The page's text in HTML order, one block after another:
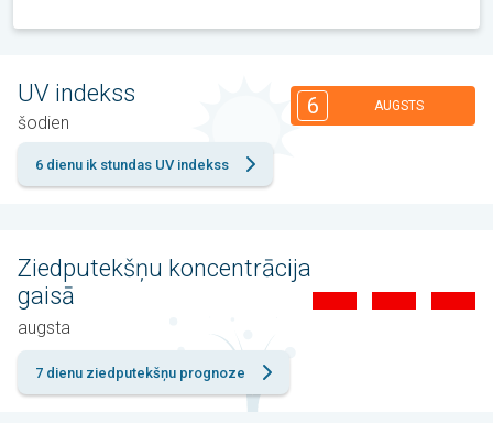
UV indekss
šodien
6 AUGSTS
6 dienu ik stundas UV indekss
Ziedputekšņu koncentrācija
gaisā
augsta
7 dienu ziedputekšņu prognoze